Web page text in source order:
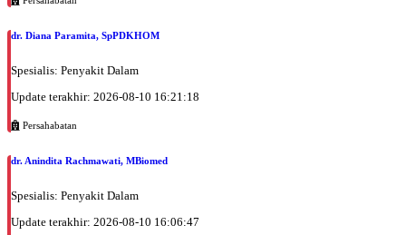
dr. Diana Paramita, SpPDKHOM
Spesialis: Penyakit Dalam
Update terakhir: 2026-08-10 16:21:18
Persahabatan
dr. Anindita Rachmawati, MBiomed
Spesialis: Penyakit Dalam
Update terakhir: 2026-08-10 16:06:47